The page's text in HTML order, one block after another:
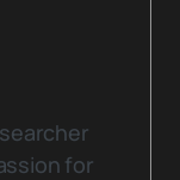
for